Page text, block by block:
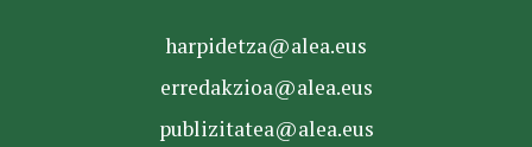
harpidetza@alea.eus
erredakzioa@alea.eus
publizitatea@alea.eus